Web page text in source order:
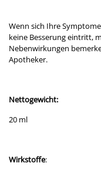
Wenn sich Ihre
keine Besserung eintritt,
Nebenwirkungen
Apotheker.
Nettogewicht:
20 ml
Wirkstoffe: